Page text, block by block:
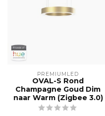
PREMIUMLED
OVAL-S Rond
Champagne Goud Dim
naar Warm (Zigbee 3.0)